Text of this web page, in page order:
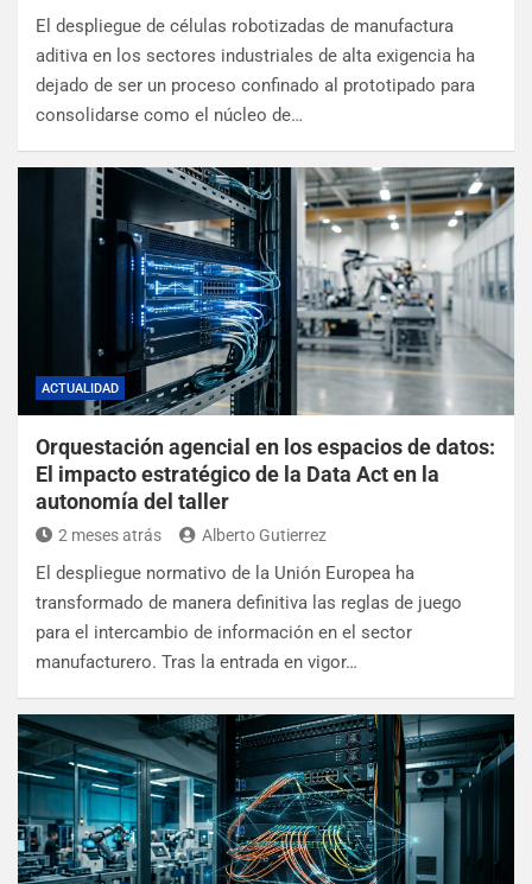
El despliegue de células robotizadas de manufactura
aditiva en los sectores industriales de alta exigencia ha
dejado de ser un proceso confinado al prototipado para
consolidarse como el núcleo de…
ACTUALIDAD
Orquestación agencial en los espacios de datos:
El impacto estratégico de la Data Act en la
autonomía del taller
2 meses atrás Alberto Gutierrez
El despliegue normativo de la Unión Europea ha
transformado de manera definitiva las reglas de juego
para el intercambio de información en el sector
manufacturero. Tras la entrada en vigor…